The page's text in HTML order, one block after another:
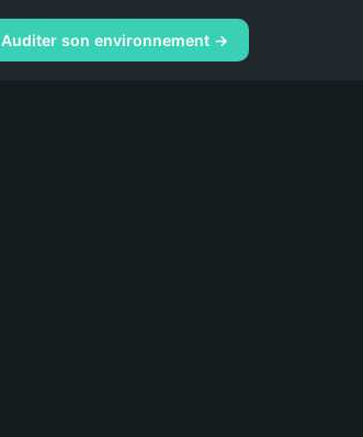
Auditer son environnement →